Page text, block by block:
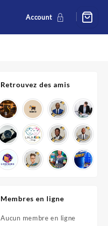
Account
Retrouvez des amis
Membres en ligne
Aucun membre en ligne